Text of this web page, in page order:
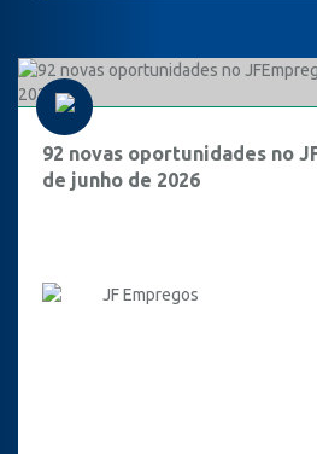
92 novas oportunidades no
de junho de 2026
JF Empregos